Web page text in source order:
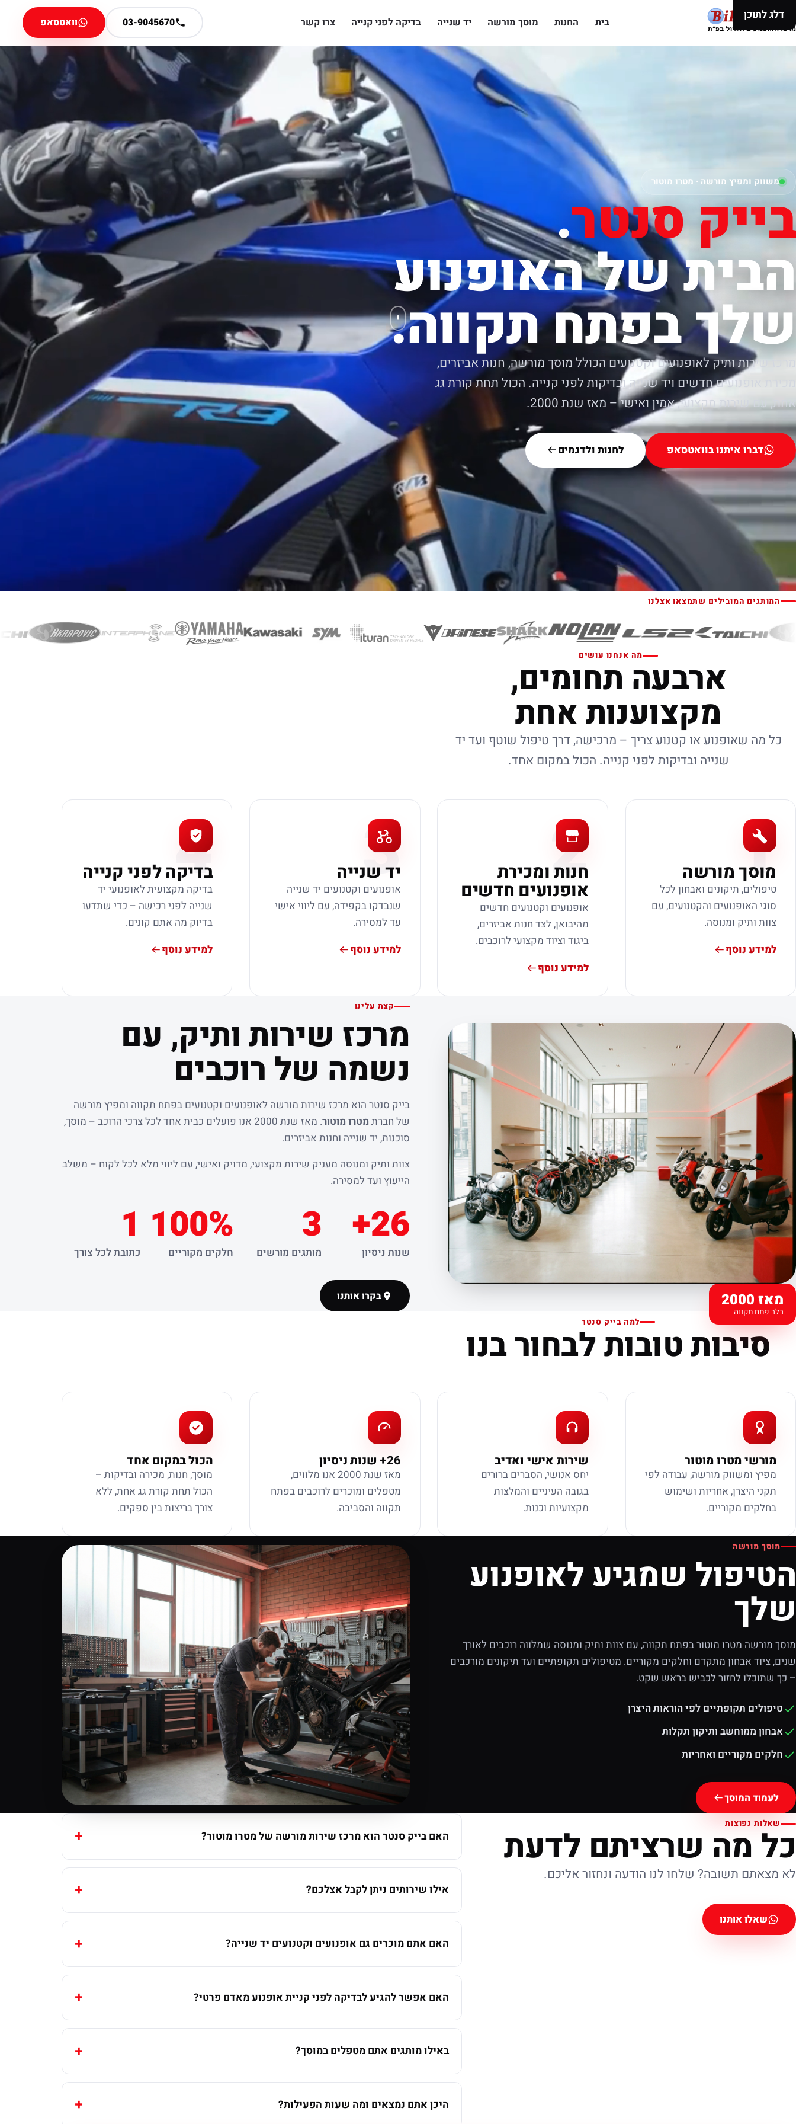
דלג לתוכן
בית החנות מוסך מורשה יד שנייה בדיקה לפני קנייה צרו קשר 03-9045670 וואטסאפ
משווק ומפיץ מורשה · מטרו מוטור
בייק סנטר.
הבית של האופנוע
שלך בפתח תקווה.
מרכז שירות ותיק לאופנועים וקטנועים הכולל מוסך מורשה, חנות אביזרים,
מכירת אופנועים חדשים ויד שנייה ובדיקות לפני קנייה. הכול תחת קורת גג
אחת, עם שירות מקצועי, אמין ואישי – מאז שנת 2000.
דברו איתנו בוואטסאפ לחנות ולדגמים
המותגים המובילים שתמצאו אצלנו
מה אנחנו עושים
ארבעה תחומים,
מקצוענות אחת
כל מה שאופנוע או קטנוע צריך – מרכישה, דרך טיפול שוטף ועד יד
שנייה ובדיקות לפני קנייה. הכול במקום אחד.
1
מוסך מורשה
טיפולים, תיקונים ואבחון לכל
סוגי האופנועים והקטנועים, עם
צוות ותיק ומנוסה.
למידע נוסף
2
חנות ומכירת
אופנועים חדשים
אופנועים וקטנועים חדשים
מהיבואן, לצד חנות אביזרים,
ביגוד וציוד מקצועי לרוכבים.
למידע נוסף
3
יד שנייה
אופנועים וקטנועים יד שנייה
שנבדקו בקפידה, עם ליווי אישי
עד למסירה.
למידע נוסף
4
בדיקה לפני קנייה
בדיקה מקצועית לאופנועי יד
שנייה לפני רכישה – כדי שתדעו
בדיוק מה אתם קונים.
למידע נוסף
מאז 2000
בלב פתח תקווה
קצת עלינו
מרכז שירות ותיק, עם
נשמה של רוכבים
בייק סנטר הוא מרכז שירות מורשה לאופנועים וקטנועים בפתח תקווה ומפיץ מורשה
של חברת מטרו מוטור
. מאז שנת 2000 אנו פועלים כבית אחד לכל צרכי הרוכב – מוסך,
סוכנות, יד שנייה וחנות אביזרים.
צוות ותיק ומנוסה מעניק שירות מקצועי, מדויק ואישי, עם ליווי מלא לכל לקוח – משלב
הייעוץ ועד למסירה.
26+
שנות ניסיון
3
מותגים מורשים
100%
חלקים מקוריים
1
כתובת לכל צורך
בקרו אותנו
למה בייק סנטר
סיבות טובות לבחור בנו
מורשי מטרו מוטור
מפיץ ומשווק מורשה, עבודה לפי
תקני היצרן, אחריות ושימוש
בחלקים מקוריים.
שירות אישי ואדיב
יחס אנושי, הסברים ברורים
בגובה העיניים והמלצות
מקצועיות וכנות.
26+ שנות ניסיון
מאז שנת 2000 אנו מלווים,
מטפלים ומוכרים לרוכבים בפתח
תקווה והסביבה.
הכול במקום אחד
מוסך, חנות, מכירה ובדיקות –
הכול תחת קורת גג אחת, ללא
צורך בריצות בין ספקים.
מוסך מורשה
הטיפול שמגיע לאופנוע
שלך
מוסך מורשה מטרו מוטור בפתח תקווה, עם צוות ותיק ומנוסה שמלווה רוכבים לאורך
שנים, ציוד אבחון מתקדם וחלקים מקוריים. מטיפולים תקופתיים ועד תיקונים מורכבים
– כך שתוכלו לחזור לכביש בראש שקט.
טיפולים תקופתיים לפי הוראות היצרן
אבחון ממוחשב ותיקון תקלות
חלקים מקוריים ואחריות
לעמוד המוסך
שאלות נפוצות
כל מה שרציתם לדעת
לא מצאתם תשובה? שלחו לנו הודעה ונחזור אליכם.
שאלו אותנו
האם בייק סנטר הוא מרכז שירות מורשה של מטרו מוטור?
אילו שירותים ניתן לקבל אצלכם?
האם אתם מוכרים גם אופנועים וקטנועים יד שנייה?
האם אפשר להגיע לבדיקה לפני קניית אופנוע מאדם פרטי?
באילו מותגים אתם מטפלים במוסך?
היכן אתם נמצאים ומה שעות הפעילות?